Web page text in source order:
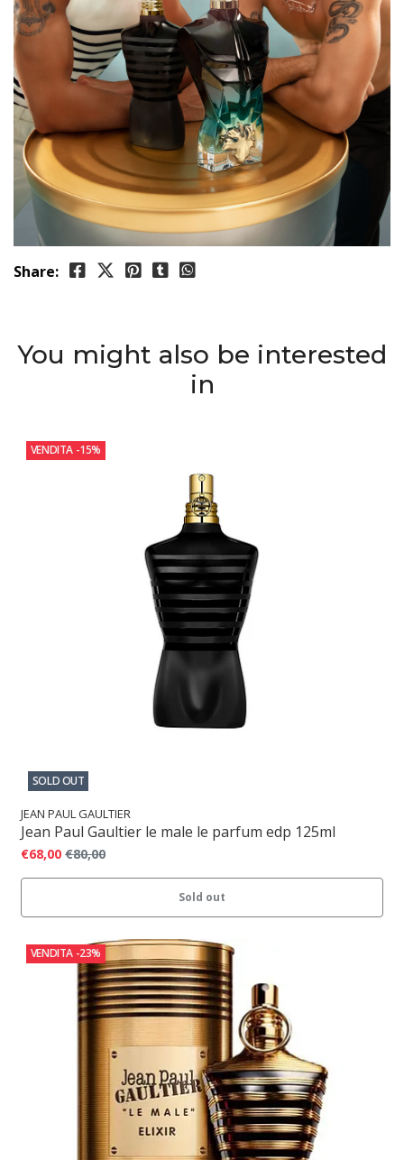
Share:
You might also be interested
in
VENDITA -15%
SOLD OUT
JEAN PAUL GAULTIER
Jean Paul Gaultier le male le parfum edp 125ml
€68,00 €80,00
Sold out
VENDITA -23%